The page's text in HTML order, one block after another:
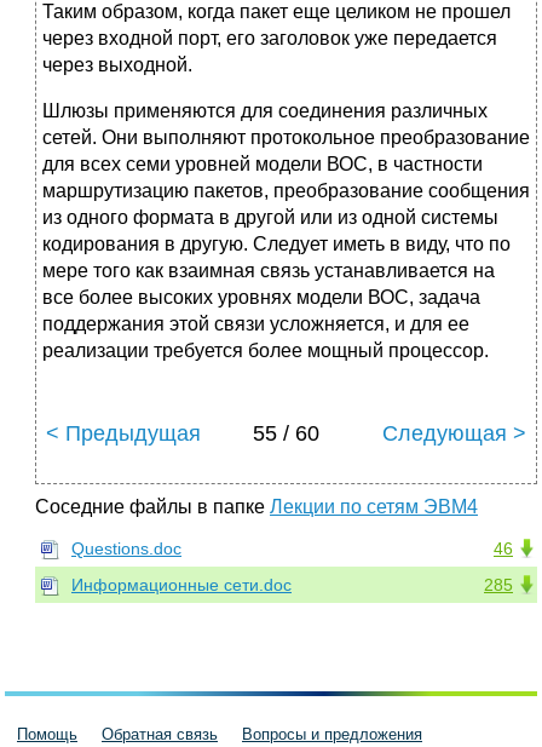
Таким образом, когда пакет еще целиком не прошел
через входной порт, его заголовок уже передается
через выходной.
Шлюзы применяются для соединения различных
сетей. Они выполняют протокольное преобразование
для всех семи уровней модели ВОС, в частности
маршрутизацию пакетов, преобразование сообщения
из одного формата в другой или из одной системы
кодирования в другую. Следует иметь в виду, что по
мере того как взаимная связь устанавливается на
все более высоких уровнях модели ВОС, задача
поддержания этой связи ус­ложняется, и для ее
реализации требуется более мощный процессор.
< Предыдущая 55 / 60 Следующая >
Соседние файлы в папке Лекции по сетям ЭВМ4
46
Questions.doc
285
Информационные сети.doc
Помощь Обратная связь Вопросы и предложения